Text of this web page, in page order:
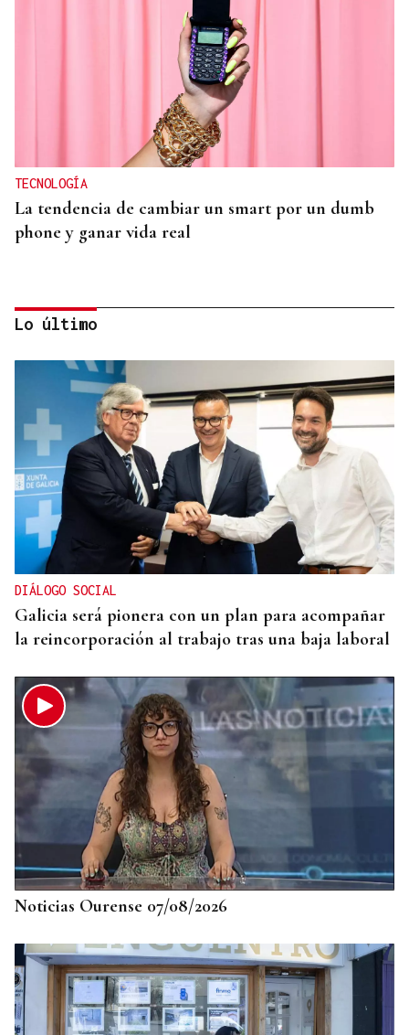
TECNOLOGÍA
La tendencia de cambiar un smart por un dumb
phone y ganar vida real
MODA
Black Friday 2025: el (ya no tan) secreto mejor
guardado del armario de las que más saben
Lo último
DIÁLOGO SOCIAL
Galicia será pionera con un plan para acompañar
la reincorporación al trabajo tras una baja laboral
Noticias Ourense 07/08/2026